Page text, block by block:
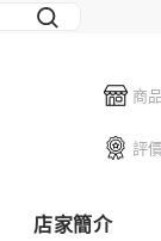
商
評
店家簡介